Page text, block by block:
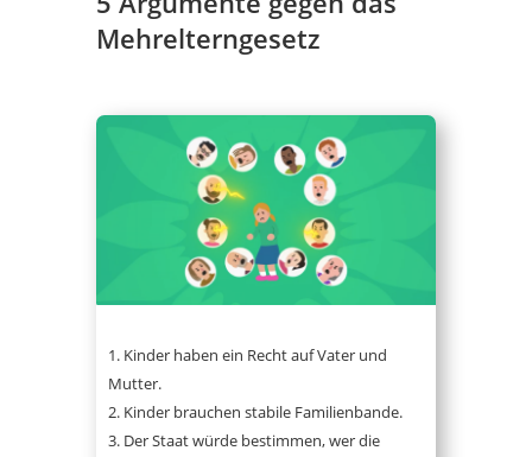
Mehrelterngesetz
Kinder haben ein Recht auf Vater und
Mutter.
Kinder brauchen stabile Familienbande.
Der Staat würde bestimmen, wer die